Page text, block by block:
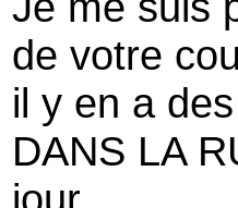
de votre
il y en a
DANS LA
jour